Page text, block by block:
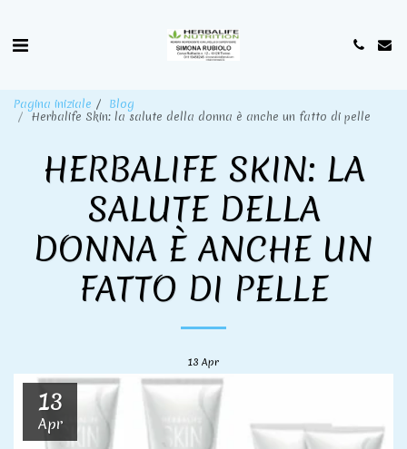
Pagina iniziale
Blog
Herbalife Skin: la salute della donna è anche un fatto di pelle
HERBALIFE SKIN: LA
SALUTE DELLA
DONNA È ANCHE UN
FATTO DI PELLE
13 Apr
13
Apr